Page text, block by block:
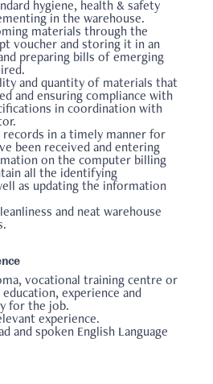
hygiene, health & safety
in the warehouse.
materials through the
voucher and storing it in an
preparing bills of emerging
and quantity of materials that
and ensuring compliance with
in coordination with
records in a timely manner for
been received and entering
on the computer billing
all the identifying
as updating the information
and neat warehouse
vocational training centre or
experience and
for the job.
experience.
and spoken English Language